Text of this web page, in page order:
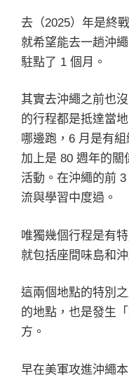
去（2025）年是終
就希望能去一趟沖
駐點了 1 個月。
其實去沖繩之前也
的行程都是抵達當
哪邊跑，6 月是有
加上是 80 週年的關
活動。在沖繩的前
流與學習中度過。
唯獨幾個行程是有
就包括座間味島和
這兩個地點的特別
的地點，也是發生
方。
早在美軍攻進沖繩